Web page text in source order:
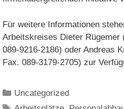
Für weitere Informationen
Arbeitskreises Dieter Rügemer
089-9216-2186) oder Andreas
Fax. 089-3179-2705) zur
Kategorien
Uncategorized
Schlagwörter